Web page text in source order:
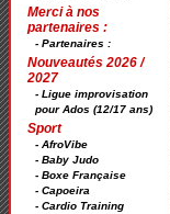
Merci à nos
partenaires :
- Partenaires :
Nouveautés 2026 /
2027
- Ligue improvisation
pour Ados (12/17 ans)
Sport
- AfroVibe
- Baby Judo
- Boxe Française
- Capoeira
- Cardio Training